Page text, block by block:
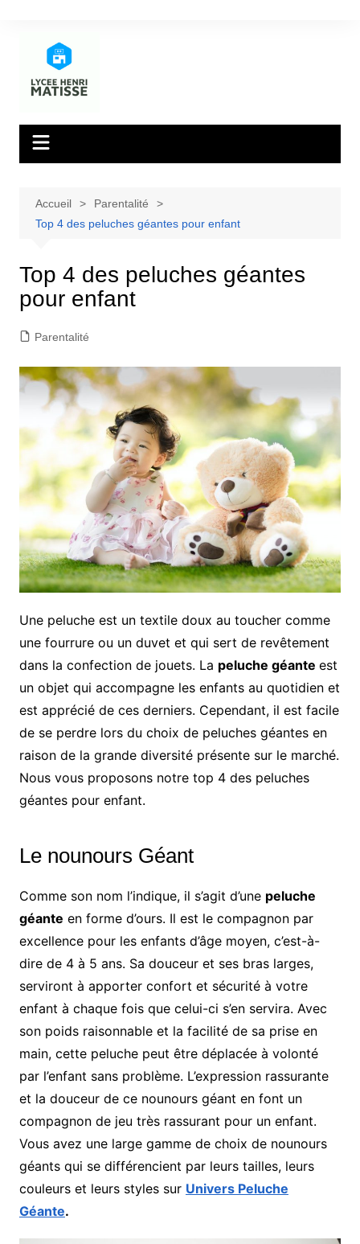
Accueil
Parentalité
Top 4 des peluches géantes pour enfant
Top 4 des peluches géantes
pour enfant
Parentalité
Une peluche est un textile doux au toucher comme
une fourrure ou un duvet et qui sert de revêtement
dans la confection de jouets. La peluche géante est
un objet qui accompagne les enfants au quotidien et
est apprécié de ces derniers. Cependant, il est facile
de se perdre lors du choix de peluches géantes en
raison de la grande diversité présente sur le marché.
Nous vous proposons notre top 4 des peluches
géantes pour enfant.
Le nounours Géant
Comme son nom l’indique, il s’agit d’une peluche
géante en forme d’ours. Il est le compagnon par
excellence pour les enfants d’âge moyen, c’est-à-
dire de 4 à 5 ans. Sa douceur et ses bras larges,
serviront à apporter confort et sécurité à votre
enfant à chaque fois que celui-ci s’en servira. Avec
son poids raisonnable et la facilité de sa prise en
main, cette peluche peut être déplacée à volonté
par l’enfant sans problème. L’expression rassurante
et la douceur de ce nounours géant en font un
compagnon de jeu très rassurant pour un enfant.
Vous avez une large gamme de choix de nounours
géants qui se différencient par leurs tailles, leurs
couleurs et leurs styles sur Univers Peluche
Géante.